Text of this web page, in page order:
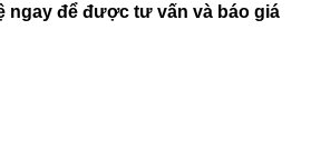
sử dụng V1PLEX-9
ngay để được tư vấn và báo giá